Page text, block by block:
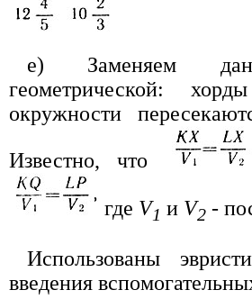
е) Заменяем
геометрической:
окружности
Известно, что
где V1 и V2 -
Использованы
введения